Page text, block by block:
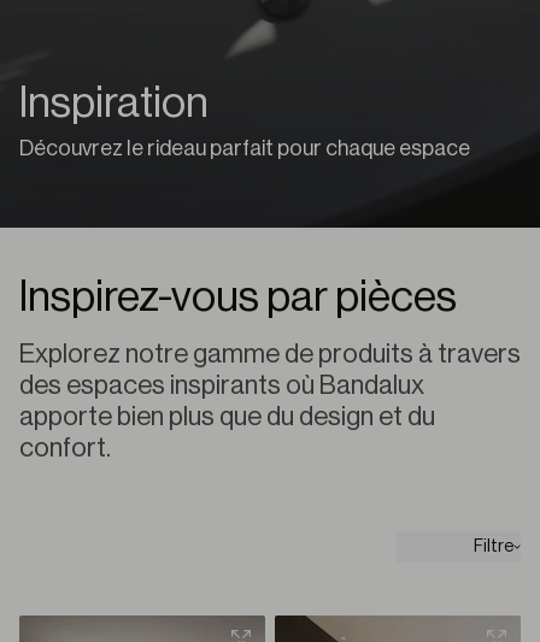
Inspiration
Découvrez le rideau parfait pour chaque espace
Inspirez-vous par pièces
Explorez notre gamme de produits à travers
des espaces inspirants où Bandalux
apporte bien plus que du design et du
confort.
Filtre